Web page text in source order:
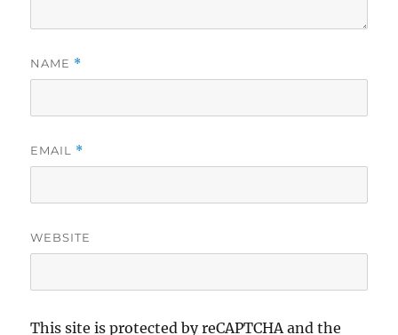
NAME *
EMAIL *
WEBSITE
This site is protected by reCAPTCHA and the